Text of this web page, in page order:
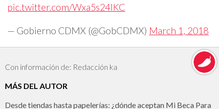
pic.twitter.com/Wxa5s24lKC
— Gobierno CDMX (@GobCDMX) March 1, 2018
Con información de: Redacción ka
MÁS DEL AUTOR
Desde tiendas hasta papelerías: ¿dónde aceptan Mi Beca Para